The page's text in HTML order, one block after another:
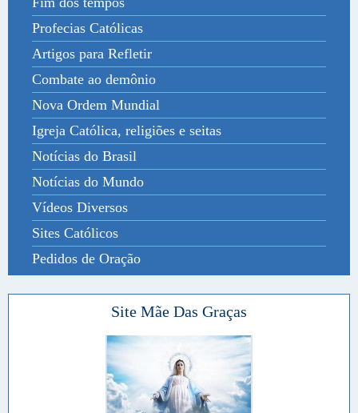
Profecias Católicas
Artigos para Refletir
Combate ao demônio
Nova Ordem Mundial
Igreja Católica, religiões e seitas
Notícias do Brasil
Notícias do Mundo
Vídeos Diversos
Sites Católicos
Pedidos de Oração
Site Mãe Das Graças